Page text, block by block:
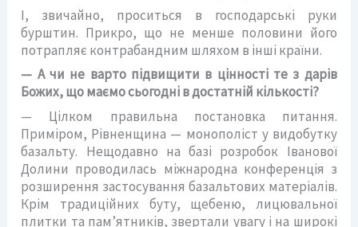
І, звичайно, проситься в господарські руки
бурштин. Прикро, що не менше половини його
потрапляє контрабандним шляхом в інші країни.
— А чи не варто підвищити в цінності те з дарів
Божих, що маємо сьогодні в достатній кількості?
— Цілком правильна постановка питання.
Приміром, Рівненщина — монополіст у видобутку
базальту. Нещодавно на базі розробок Іванової
Долини проводилась міжнародна конференція з
розширення застосування базальтових матеріалів.
Крім традиційних буту, щебеню, лицювальної
плитки та пам’ятників, звертали увагу і на широкі